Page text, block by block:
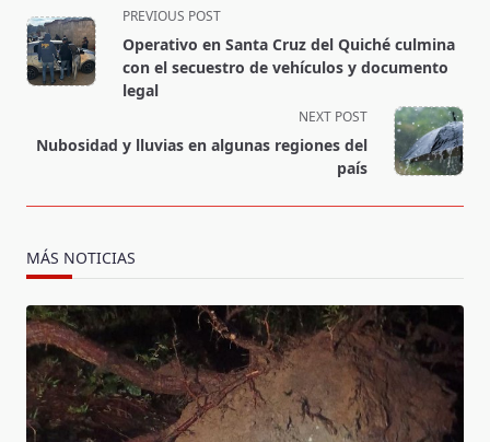
<span
class="nav-
subtitle
screen-
text">Page</span>
PREVIOUS POST
Operativo en Santa Cruz del Quiché culmina
con el secuestro de vehículos y documento
legal
NEXT POST
Nubosidad y lluvias en algunas regiones del
país
MÁS NOTICIAS